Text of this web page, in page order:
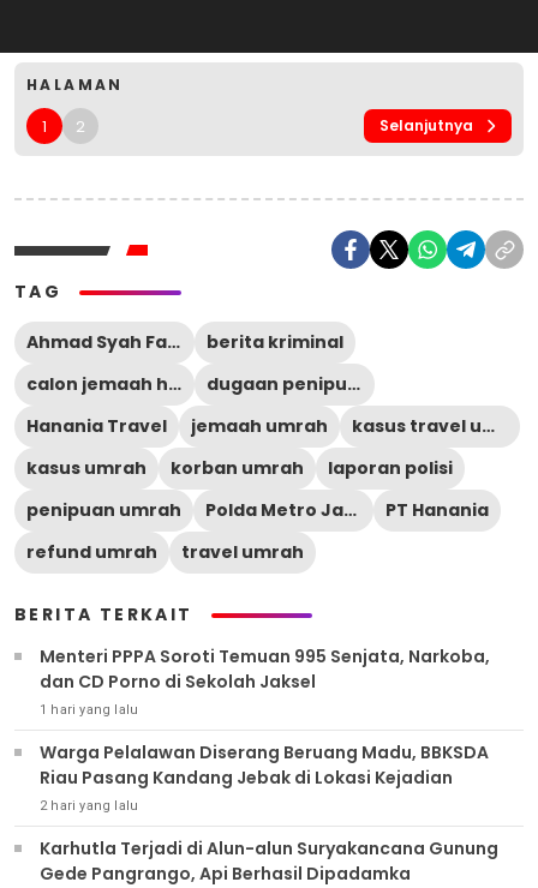
HALAMAN
1 2 Selanjutnya
TAG
Ahmad Syah Farhan
berita kriminal
calon jemaah haji
dugaan penipuan
Hanania Travel
jemaah umrah
kasus travel umrah
kasus umrah
korban umrah
laporan polisi
penipuan umrah
Polda Metro Jaya
PT Hanania
refund umrah
travel umrah
BERITA TERKAIT
Menteri PPPA Soroti Temuan 995 Senjata, Narkoba,
dan CD Porno di Sekolah Jaksel
1 hari yang lalu
Warga Pelalawan Diserang Beruang Madu, BBKSDA
Riau Pasang Kandang Jebak di Lokasi Kejadian
2 hari yang lalu
Karhutla Terjadi di Alun-alun Suryakancana Gunung
Gede Pangrango, Api Berhasil Dipadamka